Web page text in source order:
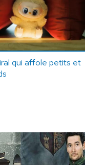
qui affole petits et